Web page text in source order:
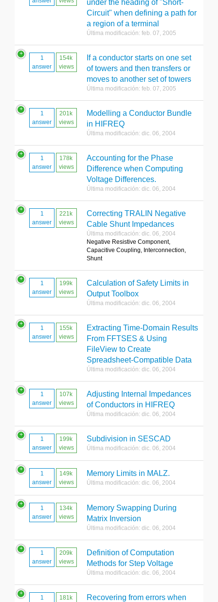
under the heading of "Short-
Circuit" when defining a path for
a region of a terminal
Última modificación: feb. 07, 2005
1
answer
154k
views
If a conductor starts on one set
of towers and then transfers or
moves to another set of towers
Última modificación: feb. 07, 2005
1
answer
201k
views
Modelling a Conductor Bundle
in HIFREQ
Última modificación: dic. 06, 2004
1
answer
178k
views
Accounting for the Phase
Difference when Computing
Voltage Differences.
Última modificación: dic. 06, 2004
1
answer
221k
views
Correcting TRALIN Negative
Cable Shunt Impedances
Última modificación: dic. 06, 2004
Negative Resistive Component,
Capacitive Coupling, Interconnection,
Shunt
1
answer
199k
views
Calculation of Safety Limits in
Output Toolbox
Última modificación: dic. 06, 2004
1
answer
155k
views
Extracting Time-Domain Results
From FFTSES & Using
FileView to Create
Spreadsheet-Compatible Data
Última modificación: dic. 06, 2004
1
answer
107k
views
Adjusting Internal Impedances
of Conductors in HIFREQ
Última modificación: dic. 06, 2004
1
answer
199k
views
Subdivision in SESCAD
Última modificación: dic. 06, 2004
1
answer
149k
views
Memory Limits in MALZ.
Última modificación: dic. 06, 2004
1
answer
134k
views
Memory Swapping During
Matrix Inversion
Última modificación: dic. 06, 2004
1
answer
209k
views
Definition of Computation
Methods for Step Voltage
Última modificación: dic. 06, 2004
1
181k
Recovering from errors when